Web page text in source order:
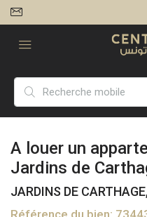
A louer un
Jardins de
JARDINS DE
Référence du bien: